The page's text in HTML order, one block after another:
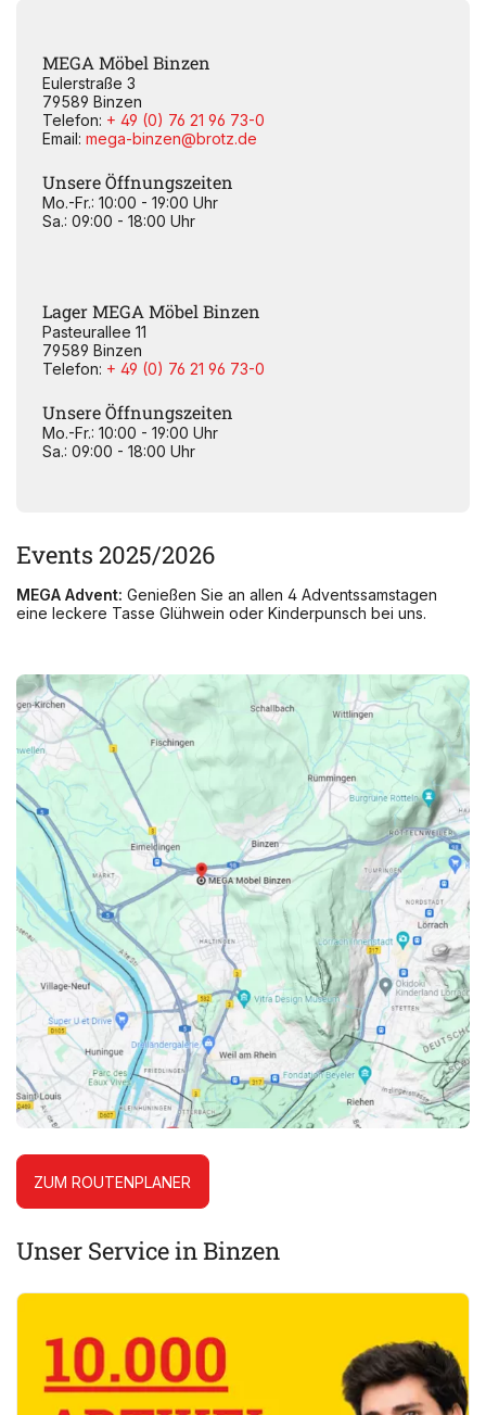
MEGA Möbel Binzen
Eulerstraße 3
79589 Binzen
Telefon: + 49 (0) 76 21 96 73-0
Email: mega-binzen@brotz.de
Unsere Öffnungszeiten
Mo.-Fr.: 10:00 - 19:00 Uhr
Sa.: 09:00 - 18:00 Uhr
Lager MEGA Möbel Binzen
Pasteurallee 11
79589 Binzen
Telefon: + 49 (0) 76 21 96 73-0
Unsere Öffnungszeiten
Mo.-Fr.: 10:00 - 19:00 Uhr
Sa.: 09:00 - 18:00 Uhr
Events 2025/2026
MEGA Advent: Genießen Sie an allen 4 Adventssamstagen
eine leckere Tasse Glühwein oder Kinderpunsch bei uns.
ZUM ROUTENPLANER
Unser Service in Binzen